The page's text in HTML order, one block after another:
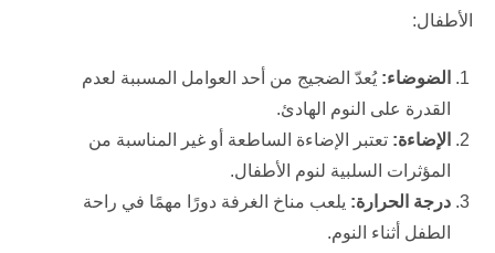
الأطفال:
الضوضاء: يُعدّ الضجيج من أحد العوامل المسببة لعدم
القدرة على النوم الهادئ.
الإضاءة: تعتبر الإضاءة الساطعة أو غير المناسبة من
المؤثرات السلبية لنوم الأطفال.
درجة الحرارة: يلعب مناخ الغرفة دورًا مهمًا في راحة
الطفل أثناء النوم.